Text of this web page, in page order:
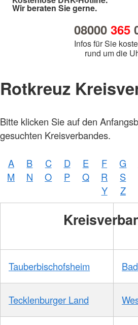
Wir beraten Sie gerne.
08000 365
Infos für Sie
rund um die
Rotkreuz
Bitte klicken Sie auf den
gesuchten Kreisverbandes.
A B C D E F G
M
N O P Q R S
Y
Z
Tauberbischofsheim
Tecklenburger Land